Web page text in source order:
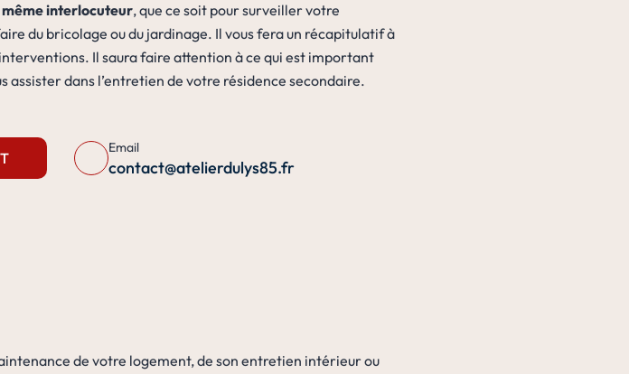
interlocuteur, que ce soit pour surveiller votre
du bricolage ou du jardinage. Il vous fera un récapitulatif à
Il saura faire attention à ce qui est important
assister dans l’entretien de votre résidence secondaire.
contact@atelierdulys85.fr
Email
de votre logement, de son entretien intérieur ou